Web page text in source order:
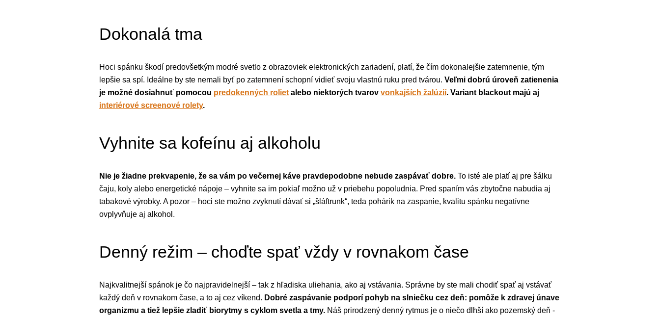
Dokonalá tma
Hoci spánku škodí predovšetkým modré svetlo z obrazoviek elektronických zariadení, platí, že čím dokonalejšie zatemnenie, tým
lepšie sa spí. Ideálne by ste nemali byť po zatemnení schopní vidieť svoju vlastnú ruku pred tvárou. Veľmi dobrú úroveň zatienenia
je možné dosiahnuť pomocou predokenných roliet alebo niektorých tvarov vonkajších žalúzií. Variant blackout majú aj
interiérové ​​screenové rolety.
Vyhnite sa kofeínu aj alkoholu
Nie je žiadne prekvapenie, že sa vám po večernej káve pravdepodobne nebude zaspávať dobre. To isté ale platí aj pre šálku
čaju, koly alebo energetické nápoje – vyhnite sa im pokiaľ možno už v priebehu popoludnia. Pred spaním vás zbytočne nabudia aj
tabakové výrobky. A pozor – hoci ste možno zvyknutí dávať si „šláftrunk“, teda pohárik na zaspanie, kvalitu spánku negatívne
ovplyvňuje aj alkohol.
Denný režim – choďte spať vždy v rovnakom čase
Najkvalitnejší spánok je čo najpravidelnejší – tak z hľadiska uliehania, ako aj vstávania. Správne by ste mali chodiť spať aj vstávať
každý deň v rovnakom čase, a to aj cez víkend. Dobré zaspávanie podporí pohyb na slniečku cez deň: pomôže k zdravej únave
organizmu a tiež lepšie zladiť biorytmy s cyklom svetla a tmy. Náš prirodzený denný rytmus je o niečo dlhší ako pozemský deň -